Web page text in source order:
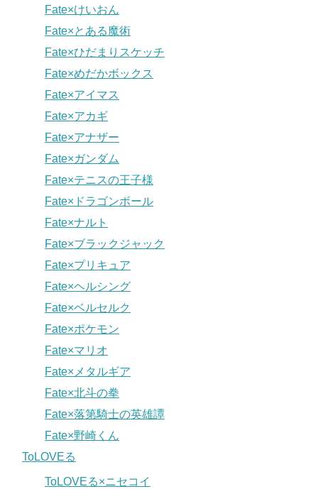
Fate×けいおん
Fate×とある魔術
Fate×ひだまりスケッチ
Fate×めだかボックス
Fate×アイマス
Fate×アカギ
Fate×アナザー
Fate×ガンダム
Fate×テニスの王子様
Fate×ドラゴンボール
Fate×ナルト
Fate×ブラックジャック
Fate×プリキュア
Fate×ヘルシング
Fate×ベルセルク
Fate×ポケモン
Fate×マリオ
Fate×メタルギア
Fate×北斗の拳
Fate×落第騎士の英雄譚
Fate×野崎くん
ToLOVEる
ToLOVEる×ニセコイ